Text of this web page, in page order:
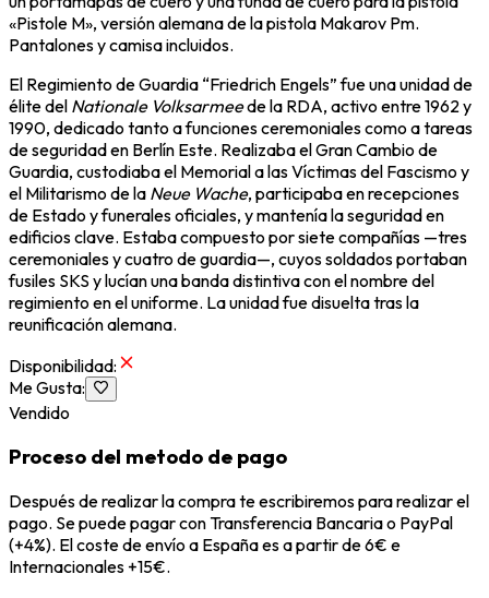
«Pistole M», versión alemana de la pistola Makarov Pm.
Pantalones y camisa incluidos.
El Regimiento de Guardia “Friedrich Engels” fue una unidad de
élite del Nationale Volksarmeede la RDA, activo entre 1962 y
1990, dedicado tanto a funciones ceremoniales como a tareas
de seguridad en Berlín Este. Realizaba el Gran Cambio de
Guardia, custodiaba el Memorial a las Víctimas del Fascismo y
el Militarismo de la Neue Wache, participaba en recepciones
de Estado y funerales oficiales, y mantenía la seguridad en
edificios clave. Estaba compuesto por siete compañías —tres
ceremoniales y cuatro de guardia—, cuyos soldados portaban
fusiles SKS y lucían una banda distintiva con el nombre del
regimiento en el uniforme. La unidad fue disuelta tras la
reunificación alemana.
Disponibilidad:
Me Gusta:
Vendido
Proceso del metodo de pago
Después de realizar la compra te escribiremos para realizar el
pago. Se puede pagar con Transferencia Bancaria o PayPal
(+4%). El coste de envío a España es a partir de 6€ e
Internacionales +15€.